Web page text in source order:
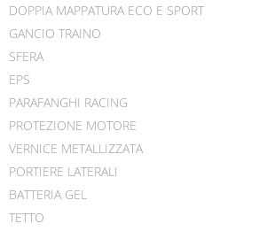
DOPPIA MAPPATURA ECO E SPORT
GANCIO TRAINO
SFERA
EPS
PARAFANGHI RACING
PROTEZIONE MOTORE
VERNICE METALLIZZATA
PORTIERE LATERALI
BATTERIA GEL
TETTO